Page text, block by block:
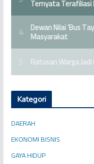
Kategori
DAERAH
EKONOMI BISNIS
GAYA HIDUP